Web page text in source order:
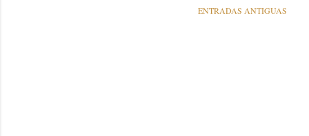
ENTRADAS ANTIGUAS